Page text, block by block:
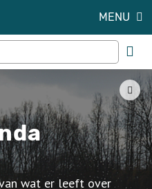
MENU
wat er leeft over